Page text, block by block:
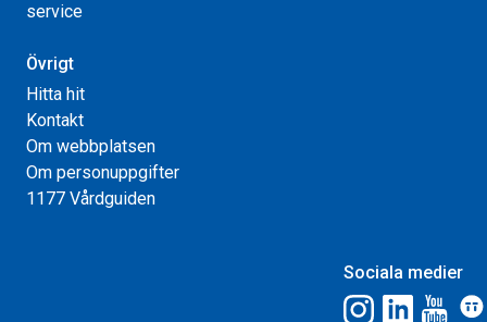
service
Övrigt
Hitta hit
Kontakt
Om webbplatsen
Om personuppgifter
1177 Vårdguiden
Sociala medier